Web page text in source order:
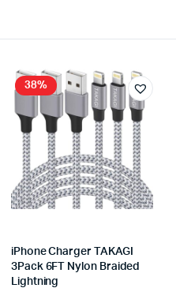
38%
iPhone Charger TAKAGI
3Pack 6FT Nylon Braided
Lightning